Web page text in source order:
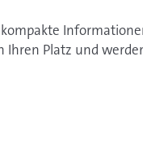
Ihren Platz und